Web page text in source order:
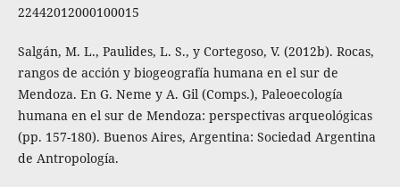
22442012000100015
Salgán, M. L., Paulides, L. S., y Cortegoso, V. (2012b). Rocas,
rangos de acción y biogeografía humana en el sur de
Mendoza. En G. Neme y A. Gil (Comps.), Paleoecología
humana en el sur de Mendoza: perspectivas arqueológicas
(pp. 157-180). Buenos Aires, Argentina: Sociedad Argentina
de Antropología.